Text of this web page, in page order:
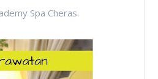
Spa Cheras.